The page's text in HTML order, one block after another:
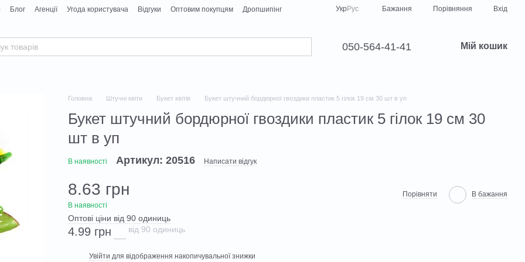
Блог Агенції Угода користувача Відгуки Оптовим покупцям
Дропшипінг
УкрРус Бажання Порівняння Вхід
050-564-41-41 Мій кошик
Головна Штучні квіти Букет квітів Букет штучний бордюрної гвоздики пластик 5 гілок 19 см 30 шт в уп
Букет штучний бордюрної гвоздики пластик 5 гілок 19 см 30
шт в уп
В наявності Артикул: 20516 Написати відгук
8.63 грн
В наявності
Порівняти В бажання
Оптові ціни від 90 одиниць
4.99 грн від 90 одиниць
Увійти для відображення накопичувальної знижки